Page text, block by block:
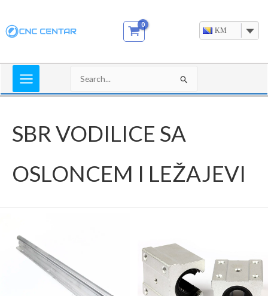
content
KM
Search
for:
SBR VODILICE SA
OSLONCEM I LEŽAJEVI